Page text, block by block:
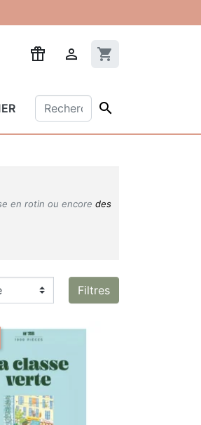
 shopping_cart

en rotin ou encore des
Filtres